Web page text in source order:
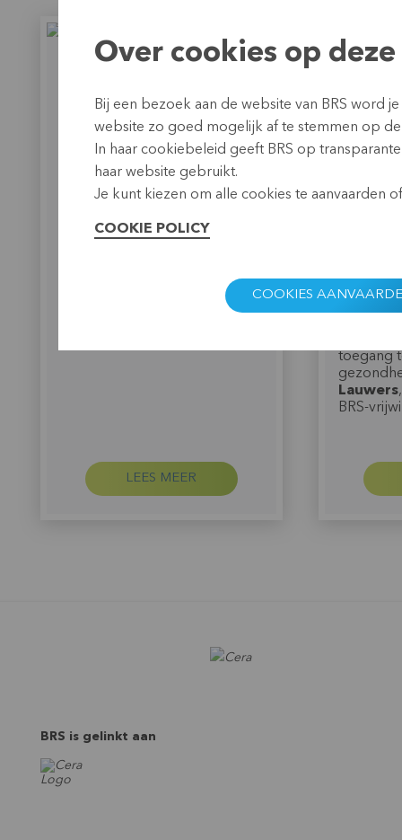
Tom Geladé
"Met microverzekeringen kan
je echt een verschil maken in
het Zuiden. Wanneer de
kostwinner ziek wordt of er
sterft iemand in het gezin,
voorkomt een verzekering dat
, projectcoördinator
microverzekeringen bij BRS
LEES MEER
Erik
mogelijk
jaar. Met
toegang
Lauwers
BRS-
BRS is gelinkt aan
Over cookies op
Bij een bezoek aan de website van BRS word
website zo goed mogelijk af te stemmen op
In haar cookiebeleid geeft BRS op
haar website gebruikt.
Je kunt kiezen om alle cookies te aanvaarden
COOKIE POLICY
COOKIES